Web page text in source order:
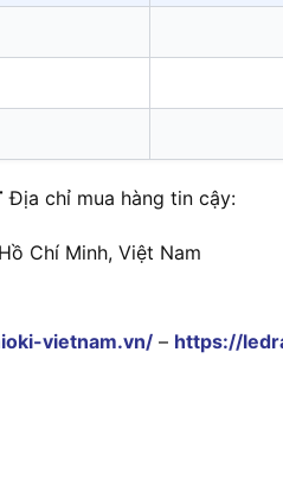
Địa chỉ mua hàng tin cậy:
Chí Minh, Việt Nam
vietnam.vn/ – https://